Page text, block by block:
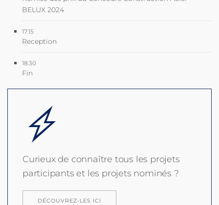
BELUX 2024
17:15
Reception
18:30
Fin
Curieux de connaître tous les projets
participants et les projets nominés ?
DÉCOUVREZ-LES ICI